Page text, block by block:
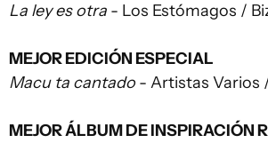
La ley es otra - Los Estómagos /
MEJOR EDICIÓN ESPECIAL
Macu ta cantado - Artistas Varios
MEJOR ÁLBUM DE INSPIRACIÓN